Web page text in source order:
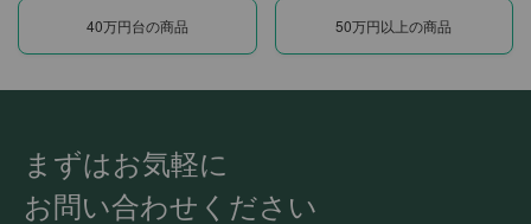
40万円台の商品 50万円以上の商品
まずはお気軽に
お問い合わせください